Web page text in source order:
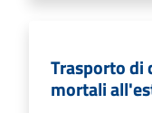
Trasporto di
mortali